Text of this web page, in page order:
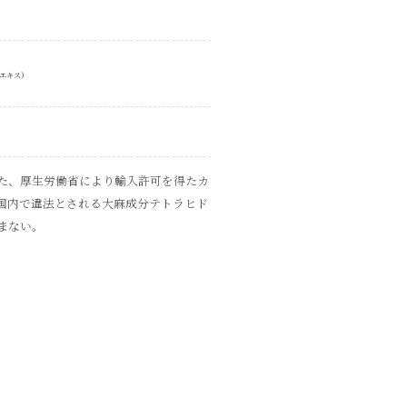
キス）
厚生労働省により輸入許可を得たカ
で違法とされる大麻成分テトラヒド
い。